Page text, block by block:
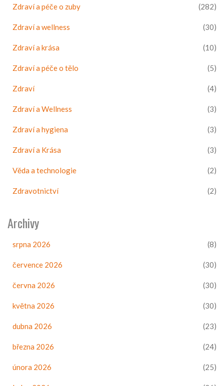
Zdraví a péče o zuby (282)
Zdraví a wellness (30)
Zdraví a krása (10)
Zdraví a péče o tělo (5)
Zdraví (4)
Zdraví a Wellness (3)
Zdraví a hygiena (3)
Zdraví a Krása (3)
Věda a technologie (2)
Zdravotnictví (2)
Archivy
srpna 2026 (8)
července 2026 (30)
června 2026 (30)
května 2026 (30)
dubna 2026 (23)
března 2026 (24)
února 2026 (25)